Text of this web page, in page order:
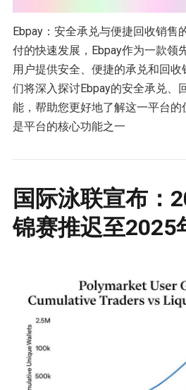
Ebpay：安全承兑与便捷回收销售
付的快速发展，Ebpay作为一款领
用户提供安全、便捷的承兑和回
们将深入探讨Ebpay的安全承兑、
能，帮助您更好地了解这一平台的
是平台的核心功能之一
国际泳联宣布：
锦赛推迟至2025